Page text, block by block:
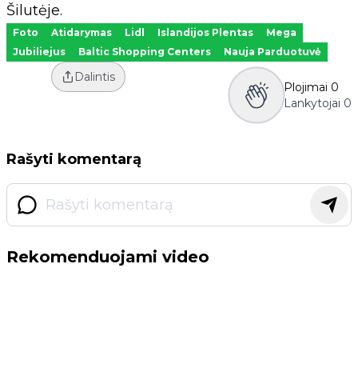
Šilutėje.
Foto Atidarymas Lidl Islandijos Plentas
Mega
Jubiliejus
Baltic Shopping Centers Nauja Parduotuvė
Dalintis
Plojimai 0
Lankytojai 0
Rašyti komentarą
Rekomenduojami video